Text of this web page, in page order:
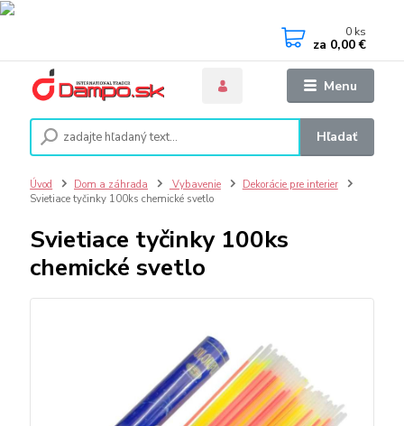
Menu
Hľadať
0 ks
za 0,00 €
Úvod Dom a záhrada Vybavenie
Dekorácie pre interier
Svietiace tyčinky 100ks chemické svetlo
Svietiace tyčinky 100ks
chemické svetlo